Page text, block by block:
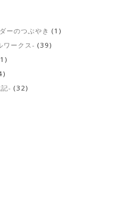
ーのつぶやき (1)
ワークス- (39)
- (32)